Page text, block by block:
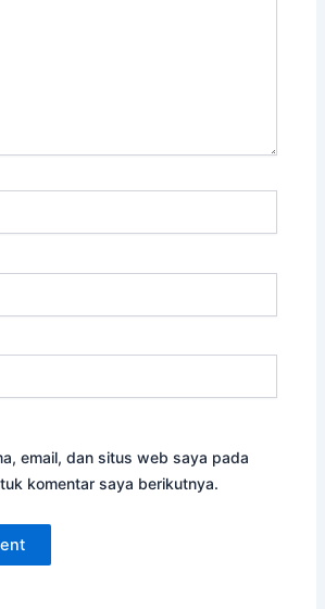
email, dan situs web saya pada
komentar saya berikutnya.